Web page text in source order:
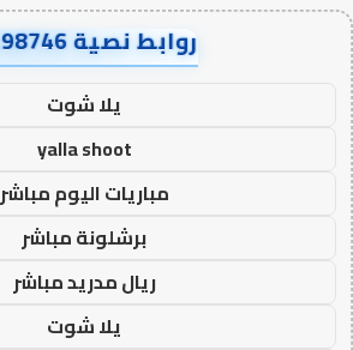
روابط نصية AA98746
يلا شوت
yalla shoot
مباريات اليوم مباشر
برشلونة مباشر
ريال مدريد مباشر
يلا شوت